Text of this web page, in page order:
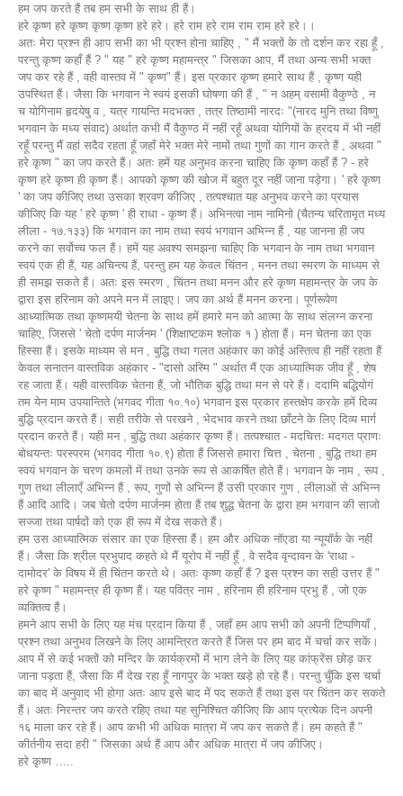
हम जप करते हैं तब हम सभी के साथ ही हैं।
हरे कृष्ण हरे कृष्ण कृष्ण कृष्ण हरे हरे। हरे राम हरे राम राम राम हरे हरे।।
अतः मेरा प्रश्न ही आप सभी का भी प्रश्न होना चाहिए , " मैं भक्तों के तो दर्शन कर रहा हूँ ,
परन्तु कृष्ण कहाँ हैं ? " यह " हरे कृष्ण महामन्त्र " जिसका आप, मैं तथा अन्य सभी भक्त
जप कर रहे हैं , वही वास्तव में " कृष्ण" हैं। इस प्रकार कृष्ण हमारे साथ हैं , कृष्ण यही
उपस्थित हैं। जैसा कि भगवान ने स्वयं इसकी घोषणा की हैं , " न अहम् वसामी वैकुण्ठे , न
च योगिनाम हृदयेषु व , यत्र गायन्ति मदभक्त , तत्र तिष्ठामी नारदः "(नारद मुनि तथा विष्णु
भगवान के मध्य संवाद) अर्थात कभी मैं वैकुण्ठ में नहीं रहूँ अथवा योगियों के ह्रदय में भी नहीं
रहूँ परन्तु मैं वहां सदैव रहता हूँ जहाँ मेरे भक्त मेरे नामों तथा गुणों का गान करते हैं , अथवा "
हरे कृष्ण " का जप करते हैं। अतः हमें यह अनुभव करना चाहिए कि कृष्ण कहाँ हैं ? - हरे
कृष्ण हरे कृष्ण ही कृष्ण हैं। आपको कृष्ण की खोज में बहुत दूर नहीं जाना पड़ेगा। ' हरे कृष्ण
' का जप कीजिए तथा उसका श्रवण कीजिए , तत्पश्चात यह अनुभव करने का प्रयास
कीजिए कि यह ' हरे कृष्ण ' ही राधा - कृष्ण हैं। अभिनत्वा नाम नामिनो (चैतन्य चरितामृत मध्य
लीला - १७.१३३) कि भगवान का नाम तथा स्वयं भगवान अभिन्न हैं , यह जानना ही जप
करने का सर्वोच्च फल हैं। हमें यह अवश्य समझना चाहिए कि भगवान के नाम तथा भगवान
स्वयं एक ही हैं, यह अचिन्त्य हैं, परन्तु हम यह केवल चिंतन , मनन तथा स्मरण के माध्यम से
ही समझ सकते हैं। अतः इस स्मरण , चिंतन तथा मनन और हरे कृष्ण महामन्त्र के जप के
द्वारा इस हरिनाम को अपने मन में लाइए। जप का अर्थ हैं मनन करना। पूर्णरूपेण
आध्यात्मिक तथा कृष्णमयी चेतना के साथ हमें हमारे मन को आत्मा के साथ संलग्न करना
चाहिए, जिससे ' चेतो दर्पण मार्जनम ' (शिक्षाष्टकम श्लोक १ ) होता हैं। मन चेतना का एक
हिस्सा हैं। इसके माध्यम से मन , बुद्धि तथा गलत अहंकार का कोई अस्तित्व ही नहीं रहता हैं
केवल सनातन वास्तविक अहंकार - "दासो अस्मि " अर्थात मैं एक आध्यात्मिक जीव हूँ , शेष
रह जाता हैं। यही वास्तविक चेतना हैं, जो भौतिक बुद्धि तथा मन से परे हैं। ददामि बद्धियोगं
तम येन माम उपयान्तिते (भगवद गीता १०.१०) भगवान इस प्रकार हस्तक्षेप करके हमें दिव्य
बुद्धि प्रदान करते हैं। सही तरीके से परखने , भेदभाव करने तथा छाँटने के लिए दिव्य मार्ग
प्रदान करते हैं। यही मन , बुद्धि तथा अहंकार कृष्ण हैं। तत्पश्चात - मदचित्तः मदगत प्राणः
बोधयन्तः परस्परम (भगवद गीता १०.९) होता हैं जिससे हमारा चित्त , चेतना , बुद्धि तथा हम
स्वयं भगवान के चरण कमलों में तथा उनके रूप से आकर्षित होते हैं। भगवान के नाम , रूप ,
गुण तथा लीलाएँ अभिन्न हैं , रूप, गुणों से अभिन्न हैं उसी प्रकार गुण , लीलाओं से अभिन्न
हैं आदि आदि। जब चेतो दर्पण मार्जनम होता हैं तब शुद्ध चेतना के द्वारा हम भगवान की साजो
सज्जा तथा पार्षदों को एक ही रूप में देख सकते हैं।
हम उस आध्यात्मिक संसार का एक हिस्सा हैं। हम और अधिक नॉएडा या न्यूयॉर्क के नहीं
हैं। जैसा कि श्रील प्रभुपाद कहते थे मैं यूरोप में नहीं हूँ , वे सदैव वृन्दावन के 'राधा -
दामोदर' के विषय में ही चिंतन करते थे। अतः कृष्ण कहाँ हैं ? इस प्रश्न का सही उत्तर हैं "
हरे कृष्ण " महामन्त्र ही कृष्ण हैं। यह पवित्र नाम , हरिनाम ही हरिनाम प्रभु हैं , जो एक
व्यक्तित्व हैं।
हमने आप सभी के लिए यह मंच प्रदान किया हैं , जहाँ हम आप सभी को अपनी टिप्पणियाँ ,
प्रश्न तथा अनुभव लिखने के लिए आमन्त्रित करते हैं जिस पर हम बाद में चर्चा कर सकें।
आप में से कई भक्तों को मन्दिर के कार्यक्रमों में भाग लेने के लिए यह कांफ्रेंस छोड़ कर
जाना पड़ता हैं, जैसा कि मैं देख रहा हूँ नागपुर के भक्त खड़े हो रहे हैं। परन्तु चुँकि इस चर्चा
का बाद में अनुवाद भी होगा अतः आप इसे बाद में पद सकते हैं तथा इस पर चिंतन कर सकते
हैं। अतः निरन्तर जप करते रहिए तथा यह सुनिश्चित कीजिए कि आप प्रत्येक दिन अपनी
१६ माला कर रहे हैं। आप कभी भी अधिक मात्रा में जप कर सकते हैं। हम कहते हैं "
कीर्तनीय सदा हरी " जिसका अर्थ हैं आप और अधिक मात्रा में जप कीजिए।
हरे कृष्ण …..